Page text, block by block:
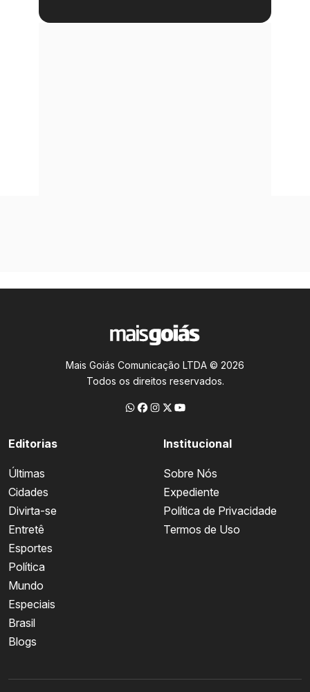
Mais Goiás Comunicação LTDA © 2026
Todos os direitos reservados.
Editorias
Últimas
Cidades
Divirta-se
Entretê
Esportes
Política
Mundo
Especiais
Brasil
Blogs
Institucional
Sobre Nós
Expediente
Política de Privacidade
Termos de Uso